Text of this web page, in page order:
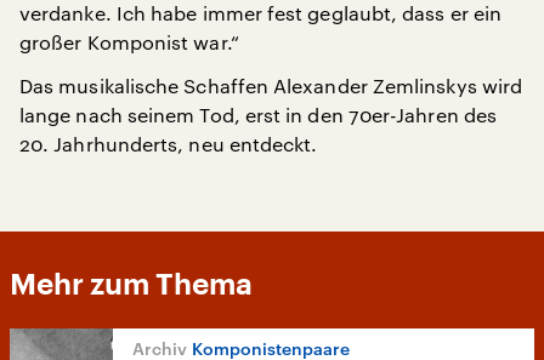
verdanke. Ich habe immer fest geglaubt, dass er ein
großer Komponist war.“
Das musikalische Schaffen Alexander Zemlinskys wird
lange nach seinem Tod, erst in den 70er-Jahren des
20. Jahrhunderts, neu entdeckt.
Mehr zum Thema
Komponistenpaare